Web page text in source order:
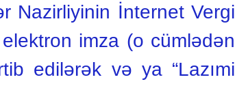
Nazirliyinin İnternet Vergi
imza (o cümlədən
edilərək və ya “Lazımi